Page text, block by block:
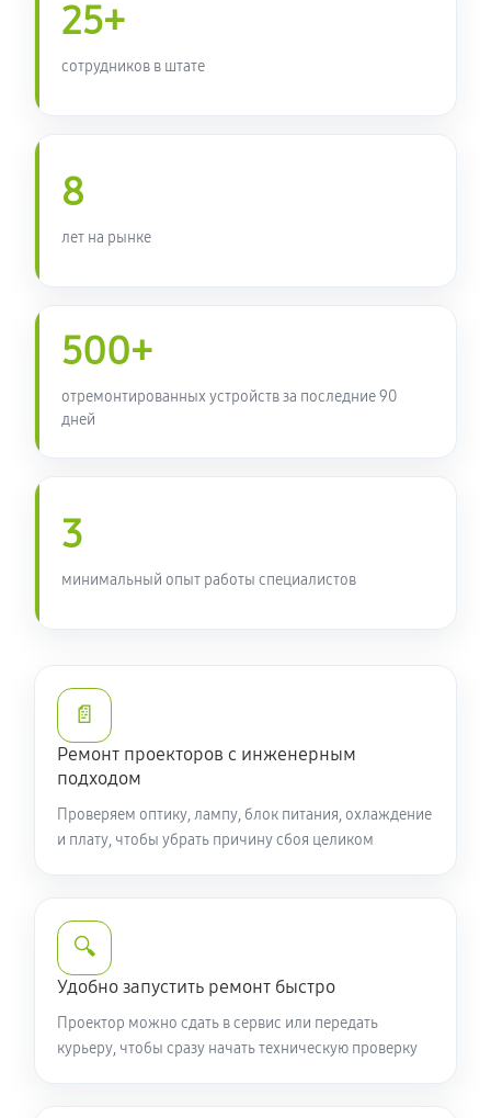
25+
сотрудников в штате
8
лет на рынке
500+
отремонтированных устройств за последние 90
дней
3
минимальный опыт работы специалистов
📄
Ремонт проекторов с инженерным
подходом
Проверяем оптику, лампу, блок питания, охлаждение
и плату, чтобы убрать причину сбоя целиком
🔍
Удобно запустить ремонт быстро
Проектор можно сдать в сервис или передать
курьеру, чтобы сразу начать техническую проверку